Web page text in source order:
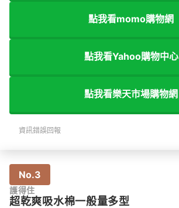
點我看momo購物網
點我看Yahoo購物中心
點我看樂天市場購物網
資訊錯誤回報
No.3
護得住
超乾爽吸水棉一般量多型